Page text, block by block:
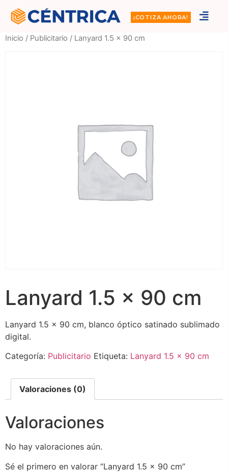
¡COTIZA AHORA!
Inicio / Publicitario / Lanyard 1.5 x 90 cm
Lanyard 1.5 x 90 cm
Lanyard 1.5 x 90 cm, blanco óptico satinado sublimado
digital.
Categoría: Publicitario Etiqueta: Lanyard 1.5 x 90 cm
Valoraciones (0)
Valoraciones
No hay valoraciones aún.
Sé el primero en valorar “Lanyard 1.5 x 90 cm”